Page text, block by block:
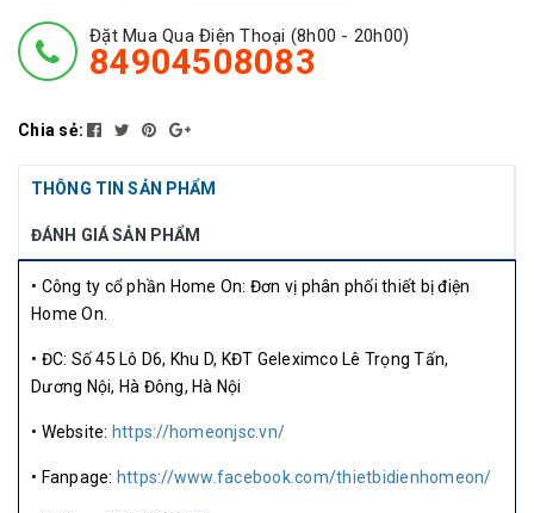
Đặt Mua Qua Điện Thoại (8h00 - 20h00)
84904508083
Chia sẻ:
THÔNG TIN SẢN PHẨM
ĐÁNH GIÁ SẢN PHẨM
• Công ty cổ phần Home On: Đơn vị phân phối thiết bị điện
Home On.
• ĐC: Số 45 Lô D6, Khu D, KĐT Geleximco Lê Trọng Tấn,
Dương Nội, Hà Đông, Hà Nội
• Website: https://homeonjsc.vn/
• Fanpage: https://www.facebook.com/thietbidienhomeon/